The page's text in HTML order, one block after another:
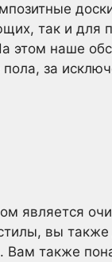
так и для
этом наше
за
является
вы
Вам также